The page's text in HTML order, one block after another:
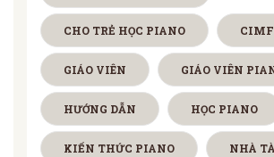
CHO TRẺ HỌC PIANO
GIÁO VIÊN GIÁO VIÊN
HƯỚNG DẪN HỌC PIANO
KIẾN THỨC PIANO NHÀ